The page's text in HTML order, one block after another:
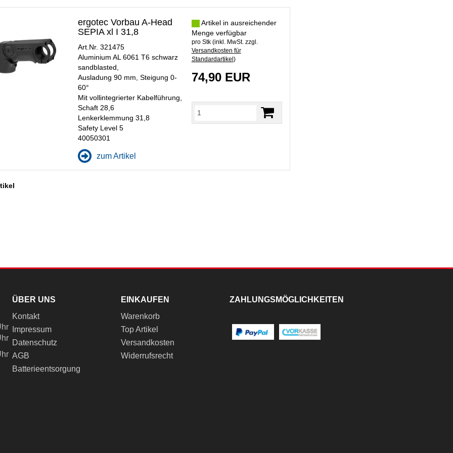
ergotec Vorbau A-Head
SEPIA xl I 31,8
Art.Nr. 321475
Aluminium AL 6061 T6 schwarz
sandblasted,
Ausladung 90 mm, Steigung 0-
60°
Mit vollintegrierter Kabelführung,
Schaft 28,6
Lenkerklemmung 31,8
Safety Level 5
40050301
zum Artikel
Artikel in ausreichender
Menge verfügbar
pro Stk (inkl. MwSt. zzgl.
Versandkosten für
Standardartikel )
74,90 EUR
ÜBER UNS
Kontakt
Impressum
Datenschutz
AGB
Batterieentsorgung
EINKAUFEN
Warenkorb
Top Artikel
Versandkosten
Widerrufsrecht
ZAHLUNGSMÖGLICHKEITEN